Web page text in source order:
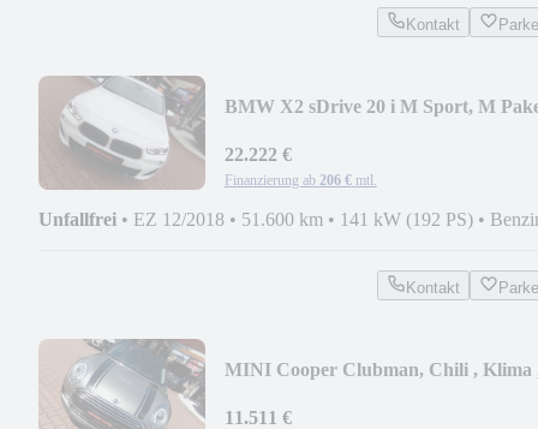
Kontakt
BMW X2 sDrive 20 i M Sport, M
22.222 €
Finanzierung ab 206 € mtl.
Unfallfrei • EZ 12/2018 • 51.600 km • 141 kW (192 PS) •
Kontakt
MINI Cooper Clubman, Chili , Klima
11.511 €